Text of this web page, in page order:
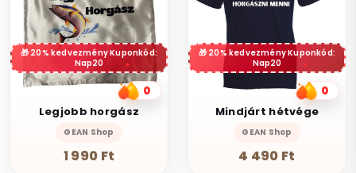
20% kedvezmény Kuponkód:
Nap20
0
Legjobb horgász
GEAN Shop
1 990 Ft
20% kedvezmény Kuponkód:
Nap20
0
Mindjárt hétvége
GEAN Shop
4 490 Ft